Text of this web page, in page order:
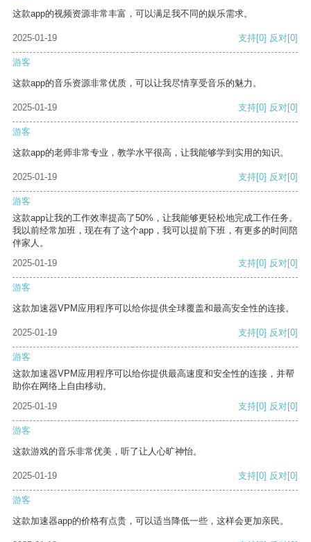
这款app的视频资源非常丰富，可以满足我不同的娱乐需求。
2025-01-19 支持[0] 反对[0]
游客
这款app的音乐资源非常优质，可以让我尽情享受音乐的魅力。
2025-01-19 支持[0] 反对[0]
游客
这款app的老师非常专业，教学水平很高，让我能够学到实用的知识。
2025-01-19 支持[0] 反对[0]
游客
这款app让我的工作效率提高了50%，让我能够更轻松地完成工作任务。
我以前经常加班，现在有了这个app，我可以提前下班，有更多的时间陪
伴家人。
2025-01-19
支持[0] 反对[0]
游客
这款加速器VPM应用程序可以给你提供全球覆盖和最高安全性的连接。
2025-01-19 支持[0] 反对[0]
游客
这款加速器VPM应用程序可以给你提供最高速度和安全性的连接，并帮
助你在网络上自由移动。
2025-01-19
支持[0] 反对[0]
游客
这款游戏的音乐非常优美，听了让人心旷神怡。
2025-01-19 支持[0] 反对[0]
游客
这款加速器app的价格有点贵，可以适当降低一些，这样会更加亲民。